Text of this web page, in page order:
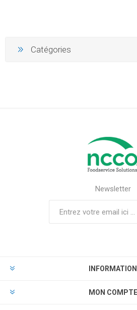
Catégories
Newsletter
INFORMATION
MON COMPTE